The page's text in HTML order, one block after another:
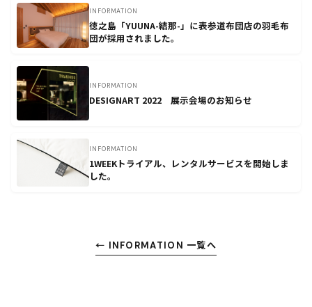
INFORMATION
徳之島「YUUNA-結那-」に表参道布団店の羽毛布
団が採用されました。
INFORMATION
DESIGNART 2022 展示会場のお知らせ
INFORMATION
1WEEKトライアル、レンタルサービスを開始しま
した。
← INFORMATION 一覧へ